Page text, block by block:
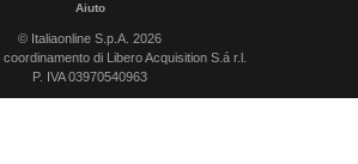
Aiuto
© Italiaonline S.p.A. 2026
coordinamento di Libero Acquisition S.á r.l.
P. IVA 03970540963